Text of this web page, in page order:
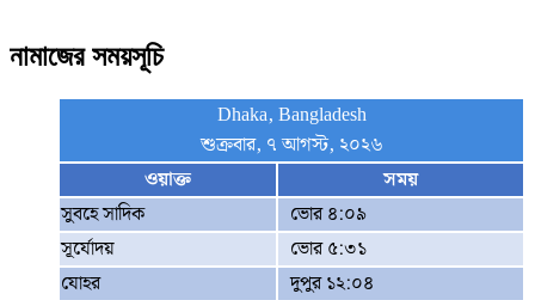
নামাজের সময়সূচি
Dhaka, Bangladesh
শুক্রবার, ৭ আগস্ট, ২০২৬
ওয়াক্ত
সময়
সুবহে সাদিক
ভোর ৪:০৯
সূর্যোদয়
ভোর ৫:৩১
যোহর
দুপুর ১২:০৪